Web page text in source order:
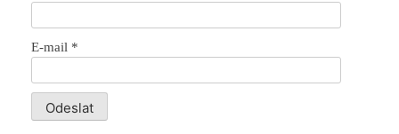
E-mail *